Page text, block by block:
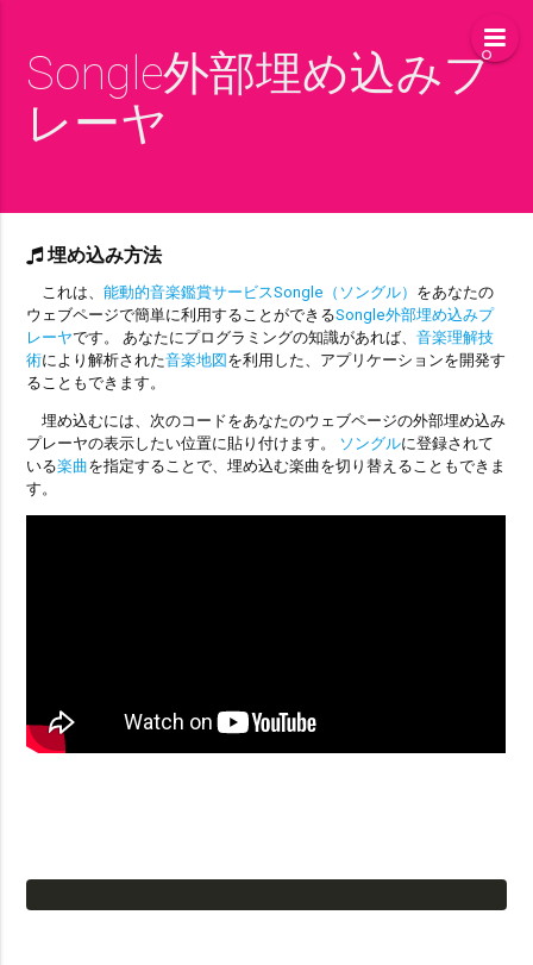
Songle外部埋め込みプ
レーヤ
埋め込み方法
これは、能動的音楽鑑賞サービスSongle（ソングル） をあなたの
ウェブページで簡単に利用することができるSongle外部埋め込みプ
レーヤです。 あなたにプログラミングの知識があれば、音楽理解技
術により解析された音楽地図を利用した、アプリケーションを開発す
ることもできます。
埋め込むには、次のコードをあなたのウェブページの外部埋め込み
プレーヤの表示したい位置に貼り付けます。 ソングルに登録されて
いる楽曲を指定することで、埋め込む楽曲を切り替えることもできま
す。